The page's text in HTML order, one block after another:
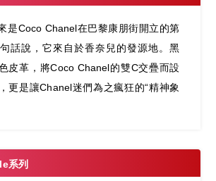
是Coco Chanel在巴黎康朋街開立的第
話說，它來自於香奈兒的發源地。黑
皮革，將Coco Chanel的雙C交疊而設
更是讓Chanel迷們為之瘋狂的“精神象
系列